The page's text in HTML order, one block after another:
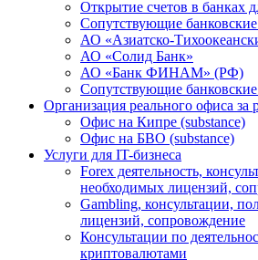
Открытие счетов в банках
Сопутствующие банковские
АО «Азиатско-
АО «Солид Банк»
АО «Банк ФИНАМ» (РФ)
Сопутствующие банковские
Организация реального офиса за
Офис на Кипре (substance)
Офис на БВО (substance)
Услуги для IT-бизнеса
Forex деятельность,
необходимых лицензий,
Gambling, консультации,
лицензий, сопровождение
Консультации по
криптовалютами